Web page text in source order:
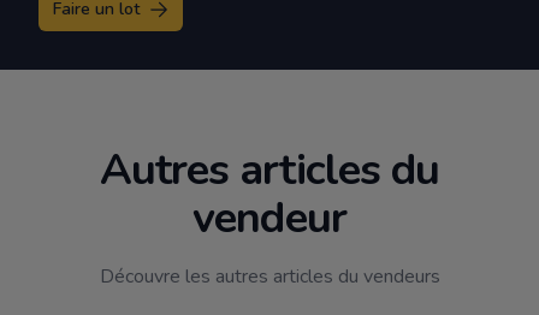
Faire un lot
Autres articles du
vendeur
Découvre les autres articles du vendeurs